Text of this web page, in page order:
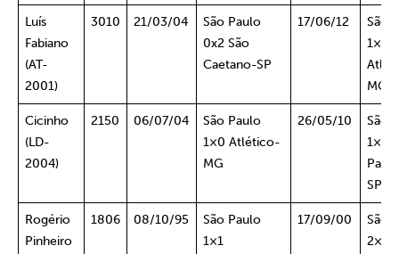
Luís
Fabiano
(AT-
2001)
3010 21/03/04
São Paulo
0x2 São
Caetano-SP
17/06/12
São
1×0
MG
Cicinho
(LD-
2004)
2150 06/07/04
São Paulo
1×0 Atlético-
MG
26/05/10
São
1×0
SP
Rogério
Pinheiro
1806 08/10/95
São Paulo
1×1
17/09/00
São
2×0